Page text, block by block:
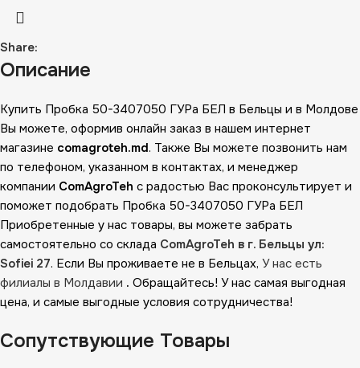
Share:
Описание
Купить Пробка 50-3407050 ГУРа БЕЛ в Бельцы и в Молдове
Вы можете, оформив онлайн заказ в нашем интернет
магазине comagroteh.md. Также Вы можете позвонить нам
по телефоном, указанном в контактах, и менеджер
компании ComAgroTeh с радостью Вас проконсультирует и
поможет подобрать Пробка 50-3407050 ГУРа БЕЛ
Приобретенные у нас товары, вы можете забрать
самостоятельно со склада ComAgroTeh в г. Бельцы ул:
Sofiei 27. Если Вы проживаете не в Бельцах, У нас есть
филиалы в Молдавии . Обращайтесь! У нас самая выгодная
цена, и самые выгодные условия сотрудничества!
Сопутствующие Товары